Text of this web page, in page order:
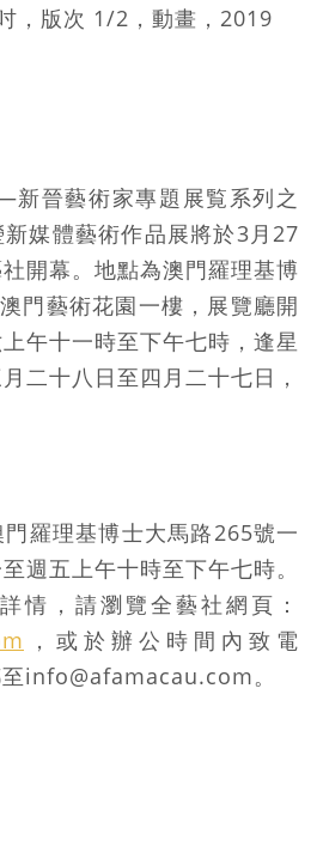
，版次 1/2，動畫，2019
新晉藝術家專題展覧系列之
媒體藝術作品展將於3月27
開幕。地點為澳門羅理基博
門藝術花園一樓，展覽廳開
午十一時至下午七時，逢星
二十八日至四月二十七日，
羅理基博士大馬路265號一
週五上午十時至下午七時。
情，請瀏覽全藝社網頁：
，或於辦公時間內致電
info@afamacau.com。